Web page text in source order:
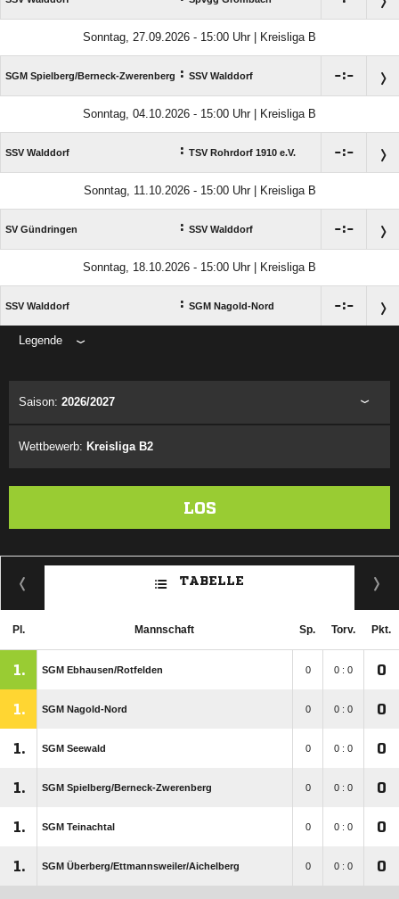
Sonntag, 27.09.2026 - 15:00 Uhr | Kreisliga B
SGM Spielberg/​Berneck-Zwerenberg : SSV Walddorf :
Sonntag, 04.10.2026 - 15:00 Uhr | Kreisliga B
SSV Walddorf : TSV Rohrdorf 1910 e.V. :
Sonntag, 11.10.2026 - 15:00 Uhr | Kreisliga B
SV Gündringen : SSV Walddorf :
Sonntag, 18.10.2026 - 15:00 Uhr | Kreisliga B
SSV Walddorf : SGM Nagold-Nord :
Legende
Saison: 2026/2027
Wettbewerb: Kreisliga B2
LOS
TABELLE
Pl. Mannschaft Sp. Torv. Pkt.
1. SGM Ebhausen/​Rotfelden 0 0 : 0 0
1. SGM Nagold-Nord 0 0 : 0 0
1. SGM Seewald 0 0 : 0 0
1. SGM Spielberg/​Berneck-Zwerenberg 0 0 : 0 0
1. SGM Teinachtal 0 0 : 0 0
1. SGM Überberg/​Ettmannsweiler/​Aichelberg 0 0 : 0 0